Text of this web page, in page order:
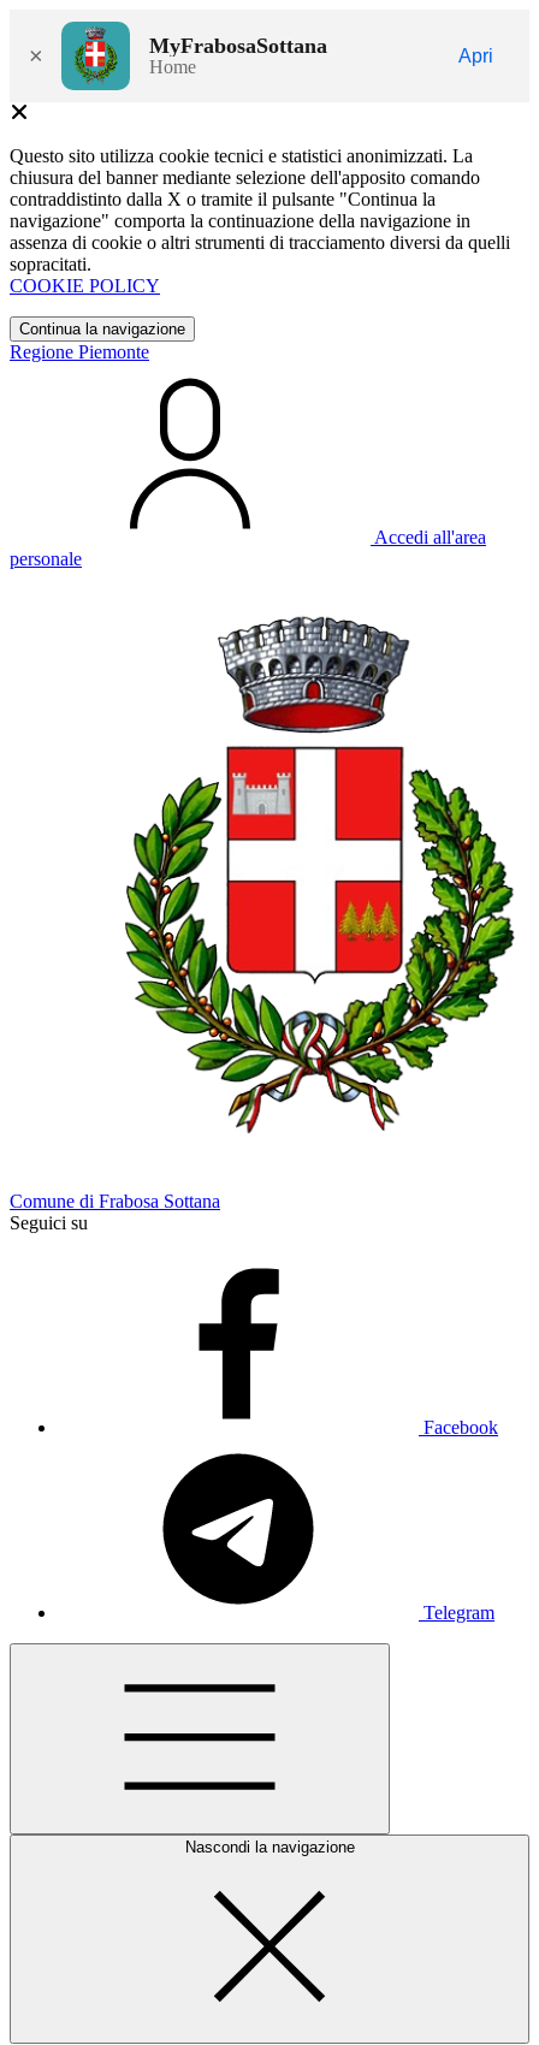
× MyFrabosaSottana
Home
Apri
Questo sito utilizza cookie tecnici e statistici anonimizzati. La
chiusura del banner mediante selezione dell'apposito comando
contraddistinto dalla X o tramite il pulsante "Continua la
navigazione" comporta la continuazione della navigazione in
assenza di cookie o altri strumenti di tracciamento diversi da quelli
sopracitati.
COOKIE POLICY
Continua la navigazione
Regione Piemonte
Accedi all'area
personale
Comune di Frabosa Sottana
Seguici su
Facebook
Telegram
Nascondi la navigazione